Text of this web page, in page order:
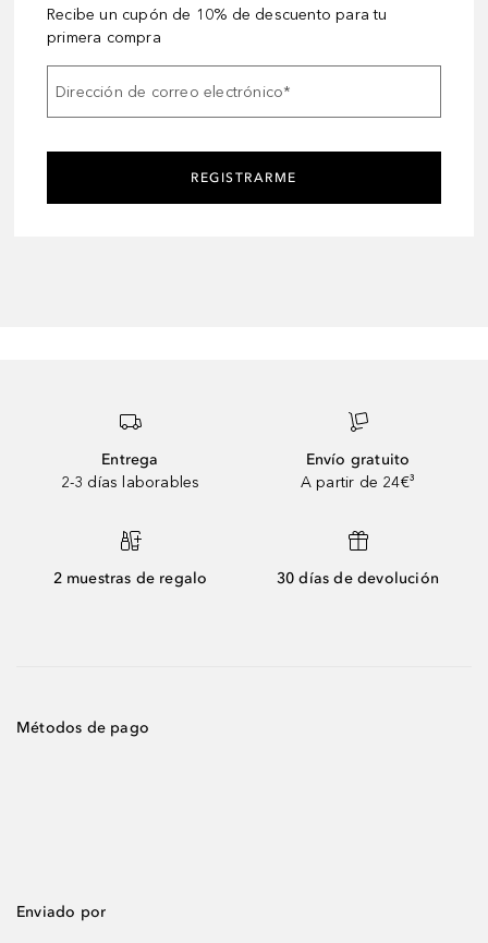
Recibe un cupón de 10% de descuento para tu
primera compra
Dirección de correo electrónico*
REGISTRARME
Entrega
2-3 días laborables
Envío gratuito
A partir de 24€³
2 muestras de regalo 30 días de devolución
Métodos de pago
Enviado por